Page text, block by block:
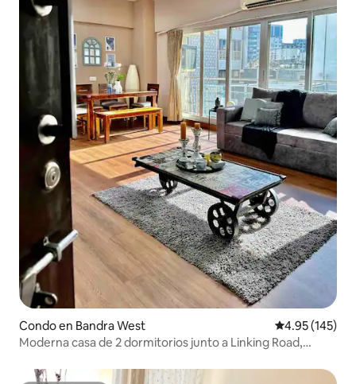
Condo en Bandra West Calificación
4.95 (145)
Moderna casa de 2 dormitorios junto a Linking Road,